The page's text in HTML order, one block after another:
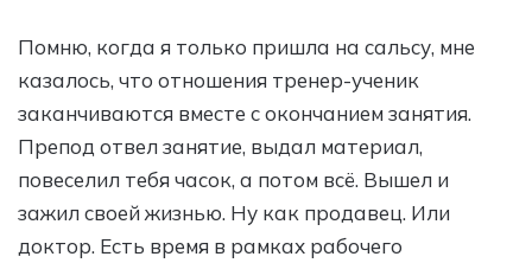
Помню, когда я только пришла на сальсу, мне
казалось, что отношения тренер-ученик
заканчиваются вместе с окончанием занятия.
Препод отвел занятие, выдал материал,
повеселил тебя часок, а потом всё. Вышел и
зажил своей жизнью. Ну как продавец. Или
доктор. Есть время в рамках рабочего